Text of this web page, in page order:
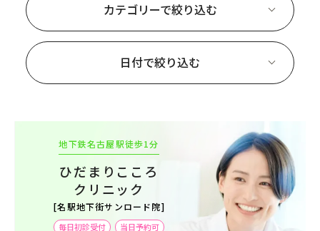
カテゴリーで絞り込む
日付で絞り込む
地下鉄名古屋駅徒歩1分
ひだまりこころ
クリニック
[名駅地下街サンロード院]
毎日初診受付 当日予約可